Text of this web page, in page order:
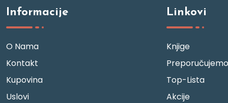
Informacije
O Nama
Kontakt
Kupovina
Uslovi
Linkovi
Knjige
Preporučujemo
Top-Lista
Akcije